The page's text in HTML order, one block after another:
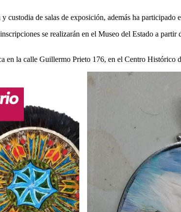
custodia de salas de exposición, además ha
se realizarán en el Museo del Estado a
en la calle Guillermo Prieto 176, en el Centro Histórico